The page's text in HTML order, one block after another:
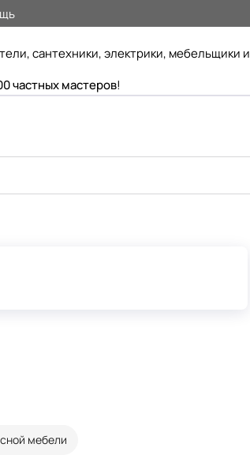
сантехники, электрики, мебельщики и
частных мастеров!
мебели